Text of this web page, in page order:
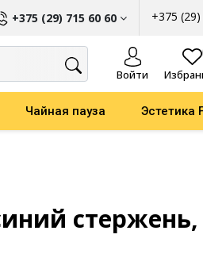
+375 (29) 715 60 60 +375
Войти
Чайная пауза Эстетика
стержень,